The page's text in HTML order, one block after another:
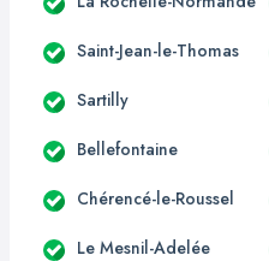
Saint-Jean-le-Thomas
Sartilly
Bellefontaine
Chérencé-le-Roussel
Le Mesnil-Adelée